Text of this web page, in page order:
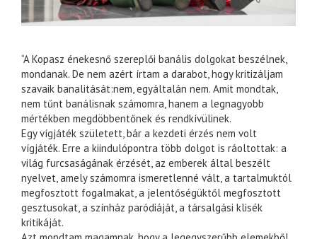
“A Kopasz énekesnő szereplői banális dolgokat beszélnek,
mondanak. De nem azért írtam a darabot, hogy kritizáljam
szavaik banalitását:nem, egyáltalán nem. Amit mondtak,
nem tűnt banálisnak számomra, hanem a legnagyobb
mértékben megdöbbentőnek és rendkívülinek.
Egy vígjáték született, bár a kezdeti érzés nem volt
vígjáték. Erre a kiindulópontra több dolgot is ráoltottak: a
világ furcsaságának érzését, az emberek által beszélt
nyelvet, amely számomra ismeretlenné vált, a tartalmuktól
megfosztott fogalmakat, a jelentőségüktől megfosztott
gesztusokat, a színház paródiáját, a társalgási klisék
kritikáját.